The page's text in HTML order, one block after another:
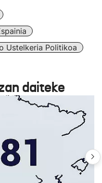
Ustelkeria Politikoa
daiteke